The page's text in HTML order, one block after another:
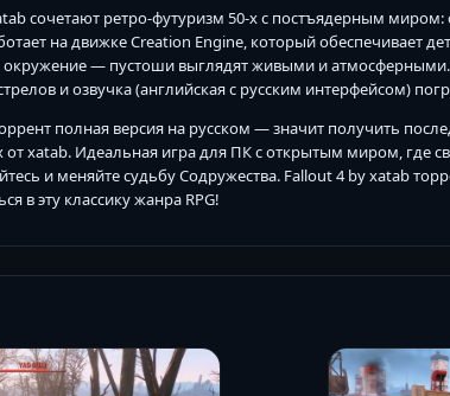
сочетают ретро-футуризм 50-х с постъядерным
на движке Creation Engine, который обеспечивает
— пустоши выглядят живыми и атмосферными.
и озвучка (английская с русским интерфейсом)
полная версия на русском — значит получить
от xatab. Идеальная игра для ПК с открытым миром, где
и меняйте судьбу Содружества. Fallout 4 by xatab
в эту классику жанра RPG!